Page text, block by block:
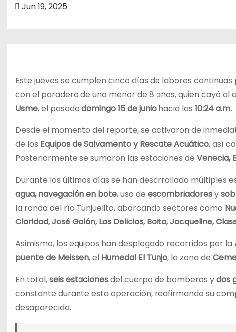
Jun 19, 2025
Este jueves se cumplen cinco días de labores
con el paradero de una menor de 8 años, quien cayó
Usme, el pasado domingo 15 de junio hacia las 10:24 a.m.
Desde el momento del reporte, se activaron de
de los Equipos de Salvamento y Rescate Acuático, así
Posteriormente se sumaron las estaciones de Venecia,
Durante los últimos días se han desarrollado múltiples
agua, navegación en bote, uso de escombriadoresy
la ronda del río Tunjuelito, abarcando sectores como
Claridad, José Galán, Las Delicias, Boita, Jacqueline, Class
Asimismo, los equipos han desplegado recorridos por la
puente de Meissen, el Humedal El Tunjo, la zona de
En total,seis estacionesdel cuerpo de bomberos ydos
constante durante esta operación, reafirmando su
desaparecida.